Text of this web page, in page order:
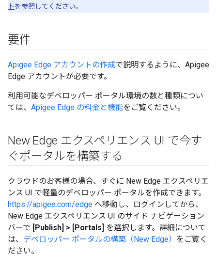
トを参照してください。
要件
Apigee Edge アカウントの作成で説明するように、Apigee
Edge アカウントが必要です。
利用可能なデベロッパー ポータル環境の数と種類につい
ては、 Apigee Edge の料金と機能をご覧ください。
New Edge エクスペリエンス UI で今す
ぐポータルを構築する
クラウドのお客様の場合、すぐに New Edge エクスペリエ
ンス UI で軽量のデベロッパー ポータルを作成できます。
https://apigee.com/edge へ移動し、ログインしてから、
New Edge エクスペリエンス UI のサイド ナビゲーション
バーで [Publish] > [Portals] を選択します。詳細について
は、 デベロッパー ポータルの構築（New Edge） をご覧く
ださい。